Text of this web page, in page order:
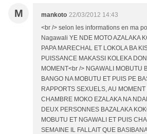
M mankoto 22/03/2012 14:43
<br /> selon les informations en ma
Nagawali YE NDE MOTO AZALAKA
PAPA MARECHAL ET LOKOLA BA
PUISSANCE MAKASSI KOLEKA
MOMENT<br /> NGAWALI MOBUTU
BANGO NA MOBUTU ET PUIS PE
RAPPORTS SEXUELS, AU
CHAMBRE MOKO EZALAKA NA
DEUX PERSONNES BAZALAKA
MOBUTU ET NGAWALI ET PUIS
SEMAINE IL FALLAIT QUE